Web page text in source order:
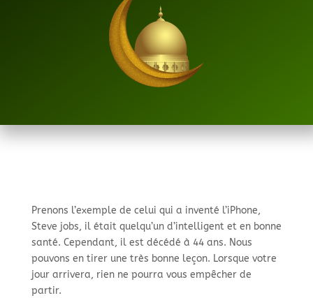
Prenons l’exemple de celui qui a inventé l’iPhone,
Steve jobs, il était quelqu’un d’intelligent et en bonne
santé. Cependant, il est décédé à 44 ans. Nous
pouvons en tirer une très bonne leçon. Lorsque votre
jour arrivera, rien ne pourra vous empêcher de
partir.